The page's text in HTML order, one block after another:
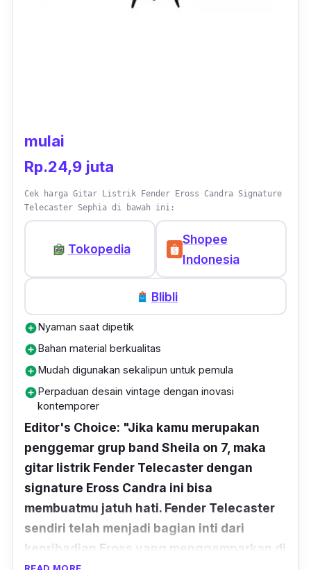
mulai
Rp.24,9 juta
Cek harga Gitar Listrik Fender Eross Candra Signature
Telecaster Sephia di bawah ini:
Tokopedia
Shopee
Indonesia
Blibli
add_circleNyaman saat dipetik
add_circleBahan material berkualitas
add_circleMudah digunakan sekalipun untuk pemula
add_circlePerpaduan desain vintage dengan inovasi
kontemporer
Editor's Choice: "Jika kamu merupakan
penggemar grup band Sheila on 7, maka
gitar listrik Fender Telecaster dengan
signature Eross Candra ini bisa
membuatmu jatuh hati. Fender Telecaster
sendiri telah menjadi bagian inti dari
kepribadian Eross yang menggemparkan di